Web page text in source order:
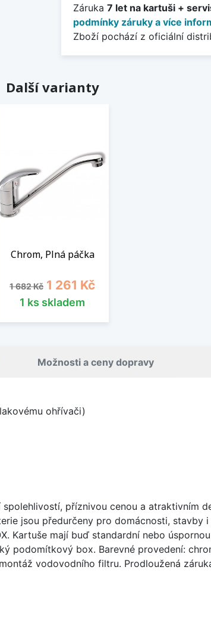
Záruka 7 let na kartuši +
podmínky záruky a více
Zboží pochází z oficiální
Další varianty
Chrom, Plná páčka
Běžná cena
1 682 Kč Cena
1 261 Kč
1 ks skladem
Možnosti a ceny dopravy
ohřívači)
příznivou cenou a atraktivním
jsou předurčeny pro domácnosti, stavby
Kartuše mají buď standardní nebo
podomítkový box. Barevné provedení:
vodovodního filtru. Prodloužená